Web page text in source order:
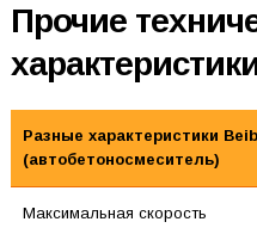
Прочие
Разные характеристики
(автобетоносмеситель)
Максимальная скорость